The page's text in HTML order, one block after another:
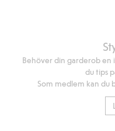
Behöver din garderob en
du tips
Som medlem kan du